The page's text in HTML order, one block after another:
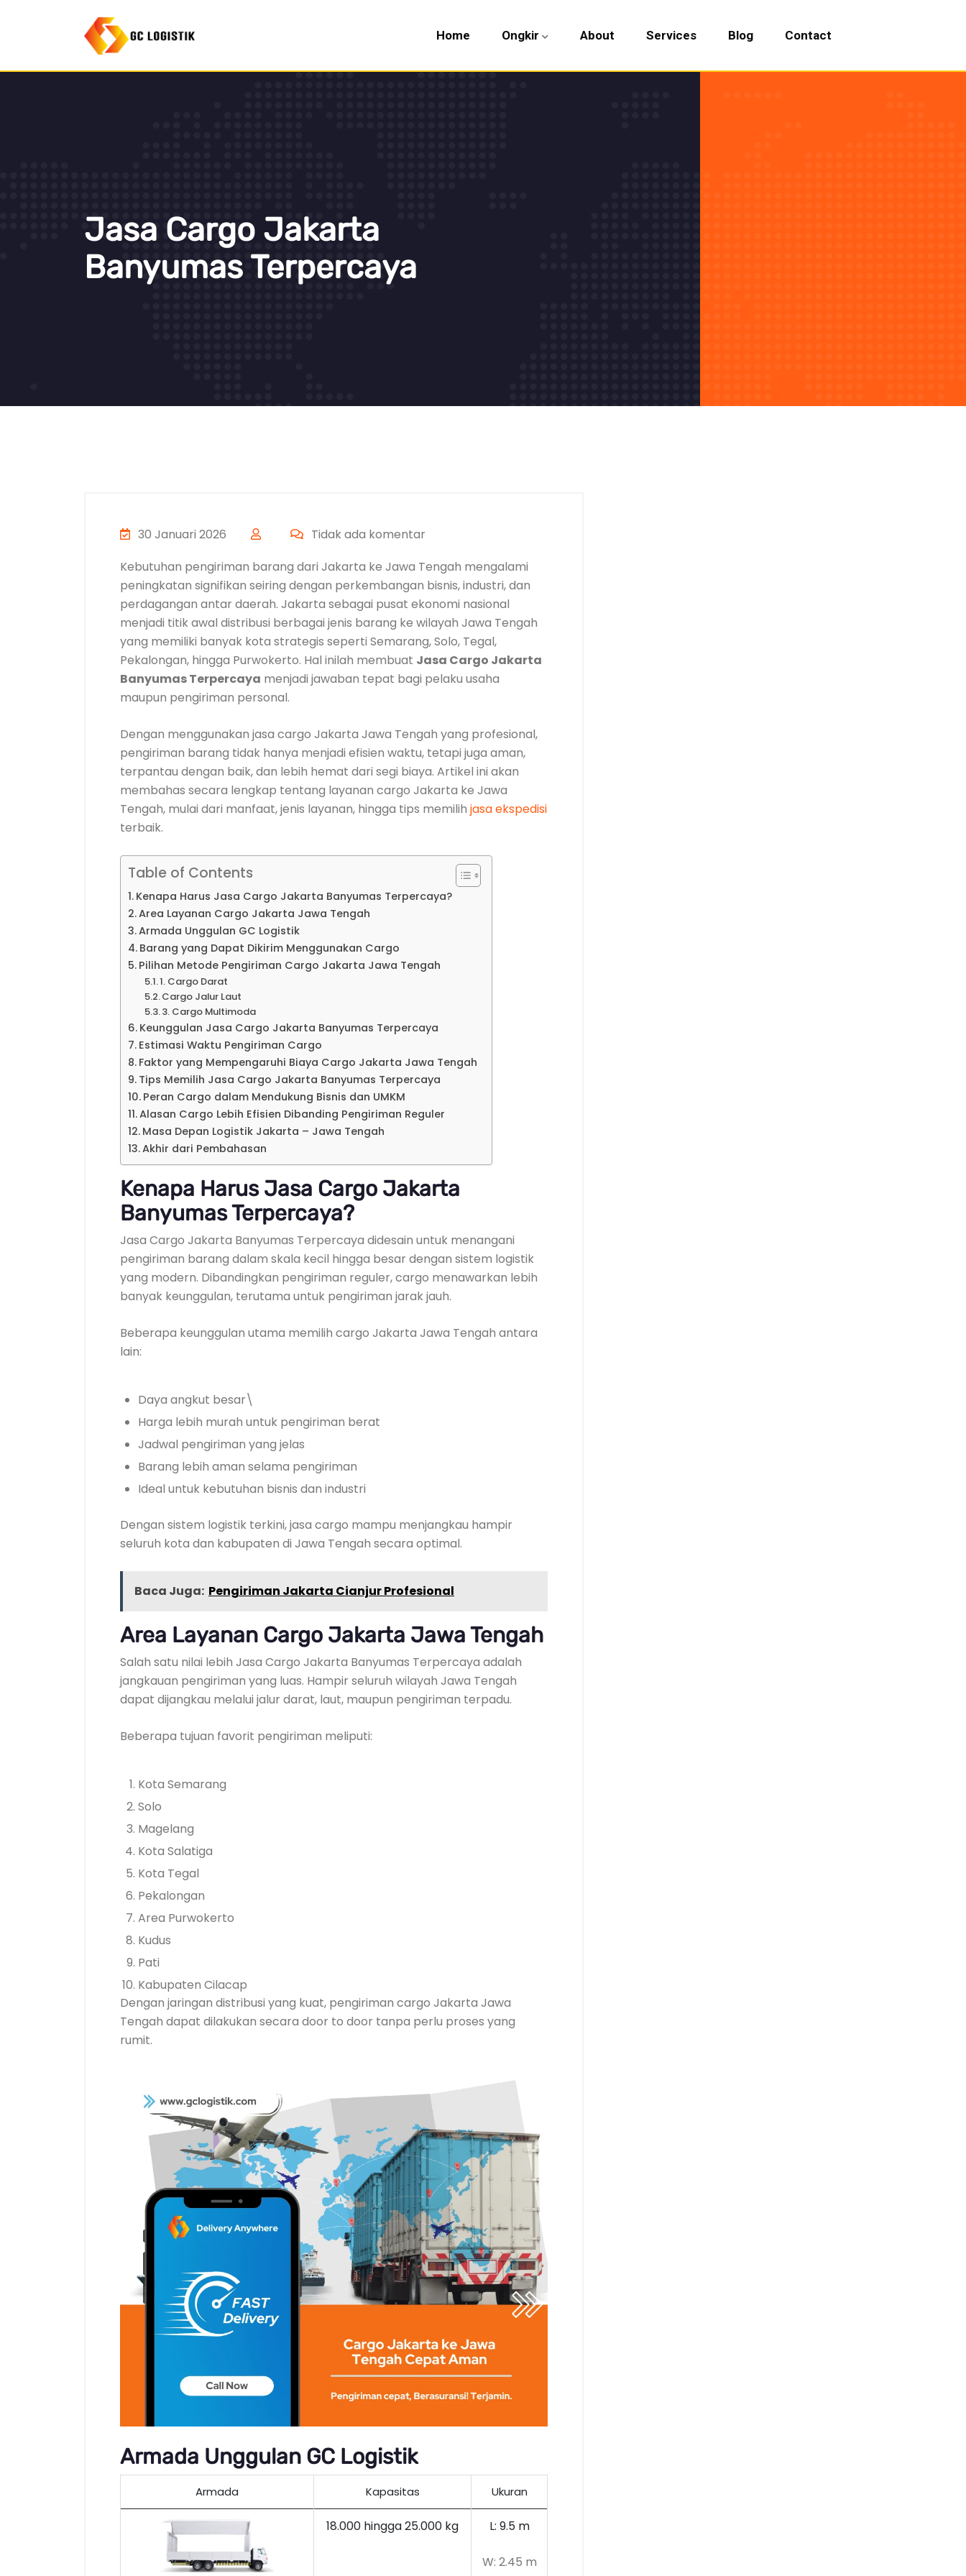
Home Ongkir About Services Blog Contact
Jasa Cargo Jakarta
Banyumas Terpercaya
30 Januari 2026
Tidak ada komentar
Kebutuhan pengiriman barang dari Jakarta ke Jawa Tengah mengalami
peningkatan signifikan seiring dengan perkembangan bisnis, industri, dan
perdagangan antar daerah. Jakarta sebagai pusat ekonomi nasional
menjadi titik awal distribusi berbagai jenis barang ke wilayah Jawa Tengah
yang memiliki banyak kota strategis seperti Semarang, Solo, Tegal,
Pekalongan, hingga Purwokerto. Hal inilah membuat Jasa Cargo Jakarta
Banyumas Terpercaya menjadi jawaban tepat bagi pelaku usaha
maupun pengiriman personal.
Dengan menggunakan jasa cargo Jakarta Jawa Tengah yang profesional,
pengiriman barang tidak hanya menjadi efisien waktu, tetapi juga aman,
terpantau dengan baik, dan lebih hemat dari segi biaya. Artikel ini akan
membahas secara lengkap tentang layanan cargo Jakarta ke Jawa
Tengah, mulai dari manfaat, jenis layanan, hingga tips memilih jasa ekspedisi
terbaik.
Table of Contents
Kenapa Harus Jasa Cargo Jakarta Banyumas Terpercaya?
Area Layanan Cargo Jakarta Jawa Tengah
Armada Unggulan GC Logistik
Barang yang Dapat Dikirim Menggunakan Cargo
Pilihan Metode Pengiriman Cargo Jakarta Jawa Tengah
1. Cargo Darat
Cargo Jalur Laut
3. Cargo Multimoda
Keunggulan Jasa Cargo Jakarta Banyumas Terpercaya
Estimasi Waktu Pengiriman Cargo
Faktor yang Mempengaruhi Biaya Cargo Jakarta Jawa Tengah
Tips Memilih Jasa Cargo Jakarta Banyumas Terpercaya
Peran Cargo dalam Mendukung Bisnis dan UMKM
Alasan Cargo Lebih Efisien Dibanding Pengiriman Reguler
Masa Depan Logistik Jakarta – Jawa Tengah
Akhir dari Pembahasan
Kenapa Harus Jasa Cargo Jakarta
Banyumas Terpercaya?
Jasa Cargo Jakarta Banyumas Terpercaya didesain untuk menangani
pengiriman barang dalam skala kecil hingga besar dengan sistem logistik
yang modern. Dibandingkan pengiriman reguler, cargo menawarkan lebih
banyak keunggulan, terutama untuk pengiriman jarak jauh.
Beberapa keunggulan utama memilih cargo Jakarta Jawa Tengah antara
lain:
Daya angkut besar\
Harga lebih murah untuk pengiriman berat
Jadwal pengiriman yang jelas
Barang lebih aman selama pengiriman
Ideal untuk kebutuhan bisnis dan industri
Dengan sistem logistik terkini, jasa cargo mampu menjangkau hampir
seluruh kota dan kabupaten di Jawa Tengah secara optimal.
Baca Juga: Pengiriman Jakarta Cianjur Profesional
Area Layanan Cargo Jakarta Jawa Tengah
Salah satu nilai lebih Jasa Cargo Jakarta Banyumas Terpercaya adalah
jangkauan pengiriman yang luas. Hampir seluruh wilayah Jawa Tengah
dapat dijangkau melalui jalur darat, laut, maupun pengiriman terpadu.
Beberapa tujuan favorit pengiriman meliputi:
Kota Semarang
Solo
Magelang
Kota Salatiga
Kota Tegal
Pekalongan
Area Purwokerto
Kudus
Pati
Kabupaten Cilacap
Dengan jaringan distribusi yang kuat, pengiriman cargo Jakarta Jawa
Tengah dapat dilakukan secara door to door tanpa perlu proses yang
rumit.
Armada Unggulan GC Logistik
Armada Kapasitas Ukuran
18.000 hingga 25.000 kg L: 9.5 m
W: 2.45 m